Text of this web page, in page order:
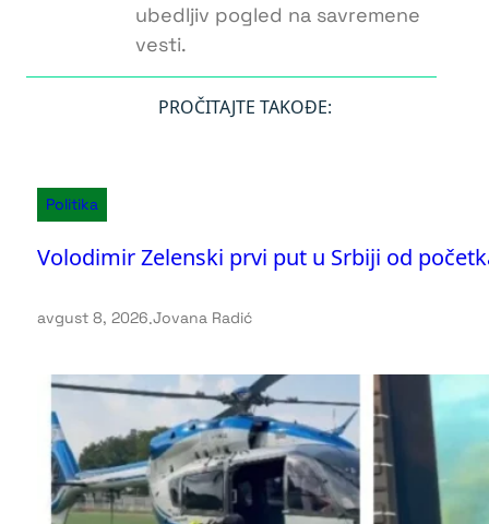
ubedljiv pogled na savremene
vesti.
PROČITAJTE TAKOĐE:
Politika
Volodimir Zelenski prvi put u Srbiji od
avgust 8, 2026.Jovana Radić